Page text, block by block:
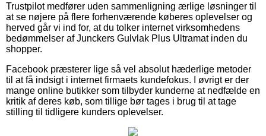
Trustpilot medfører uden sammenligning ærlige løsninger til
at se nøjere på flere forhenværende køberes oplevelser og
herved går vi ind for, at du tolker internet virksomhedens
bedømmelser af Junckers Gulvlak Plus Ultramat inden du
shopper.
Facebook præsterer lige så vel absolut hæderlige metoder
til at få indsigt i internet firmaets kundefokus. I øvrigt er der
mange online butikker som tilbyder kunderne at nedfælde en
kritik af deres køb, som tillige bør tages i brug til at tage
stilling til tidligere kunders oplevelser.